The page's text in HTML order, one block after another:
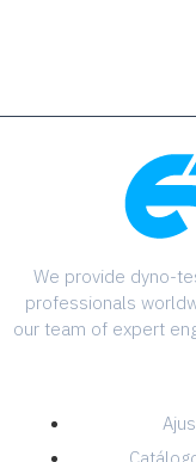
We provide dyno-
professionals
our team of expert